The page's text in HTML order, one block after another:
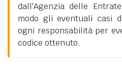
dall'Agenzia delle
modo gli eventuali casi
ogni responsabilità per
codice ottenuto.